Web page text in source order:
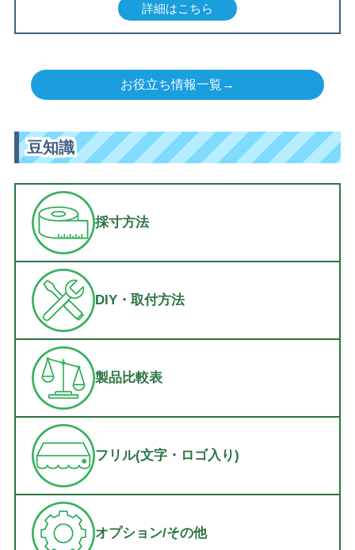
詳細はこちら
お役立ち情報一覧→
豆知識
採寸方法
DIY・取付方法
製品比較表
フリル(文字・ロゴ入り)
オプション/その他